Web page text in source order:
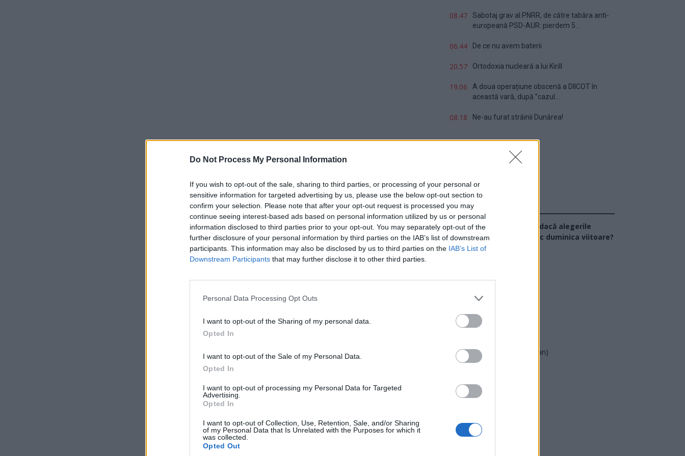
Do Not Process My Personal Information
If you wish to opt-out of the sale, sharing to third parties, or processing of your personal or
sensitive information for targeted advertising by us, please use the below opt-out section to
confirm your selection. Please note that after your opt-out request is processed you may
continue seeing interest-based ads based on personal information utilized by us or personal
information disclosed to third parties prior to your opt-out. You may separately opt-out of the
further disclosure of your personal information by third parties on the IAB’s list of downstream
participants. This information may also be disclosed by us to third parties on the IAB’s List of
Downstream Participants that may further disclose it to other third parties.
Personal Data Processing Opt Outs
I want to opt-out of the Sharing of my personal data.
Opted In
I want to opt-out of the Sale of my Personal Data.
Opted In
I want to opt-out of processing my Personal Data for Targeted
Advertising.
Opted In
I want to opt-out of Collection, Use, Retention, Sale, and/or Sharing
of my Personal Data that Is Unrelated with the Purposes for which it
was collected.
Opted Out
08.47
Sabotaj grav al PNRR, de către tabăra anti-
europeană PSD-AUR: pierdem 5...
06.44 De ce nu avem baterii
20.57 Ortodoxia nucleară a lui Kirill
19.06
A doua operațiune obscenă a DIICOT în
această vară, după ”cazul...
08.18 Ne-au furat străinii Dunărea!
Sondaj
Ce partid ați vota dacă alegerile
parlamentare ar avea loc duminica viitoare?
UDMR
Forța Dreptei (L. Orban)
REPER
SENS
POT (Gavrilă)